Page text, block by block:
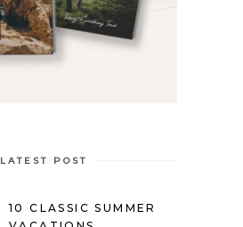
LATEST POST
10 CLASSIC SUMMER